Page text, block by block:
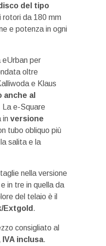
del tipo
rotori da 180 mm
e potenza in ogni
eUrban per
oltre
e Klaus
anche al
La e-Square
in versione
tubo obliquo più
salita e la
nella versione
in tre in quella da
del telaio è il
Extgold .
consigliato al
IVA inclusa.